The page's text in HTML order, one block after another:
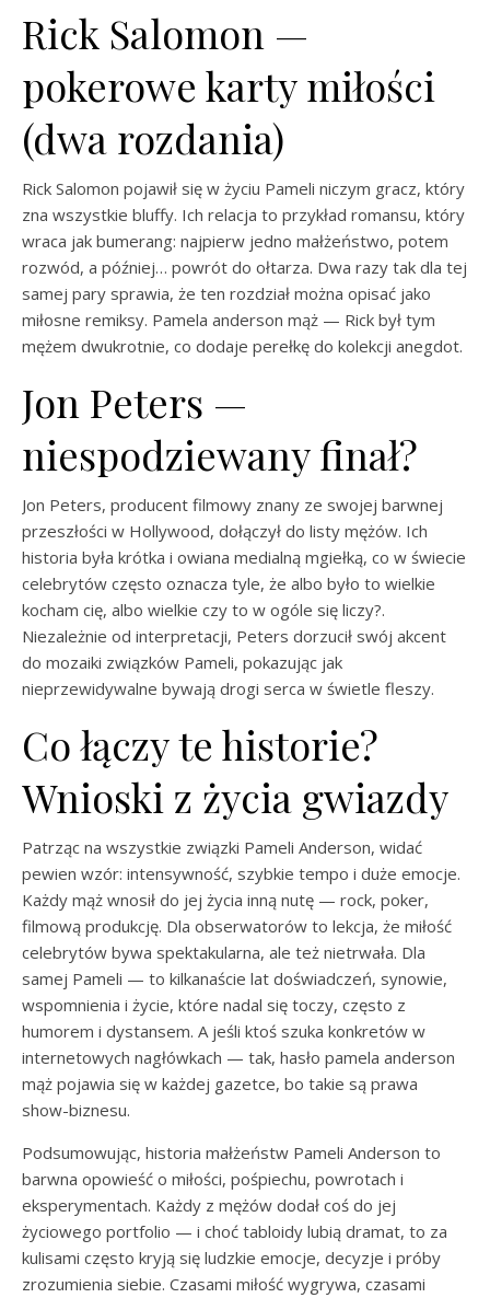
Rick Salomon —
pokerowe karty miłości
(dwa rozdania)
Rick Salomon pojawił się w życiu Pameli niczym gracz, który
zna wszystkie bluffy. Ich relacja to przykład romansu, który
wraca jak bumerang: najpierw jedno małżeństwo, potem
rozwód, a później… powrót do ołtarza. Dwa razy tak dla tej
samej pary sprawia, że ten rozdział można opisać jako
miłosne remiksy. Pamela anderson mąż — Rick był tym
mężem dwukrotnie, co dodaje perełkę do kolekcji anegdot.
Jon Peters —
niespodziewany finał?
Jon Peters, producent filmowy znany ze swojej barwnej
przeszłości w Hollywood, dołączył do listy mężów. Ich
historia była krótka i owiana medialną mgiełką, co w świecie
celebrytów często oznacza tyle, że albo było to wielkie
kocham cię, albo wielkie czy to w ogóle się liczy?.
Niezależnie od interpretacji, Peters dorzucił swój akcent
do mozaiki związków Pameli, pokazując jak
nieprzewidywalne bywają drogi serca w świetle fleszy.
Co łączy te historie?
Wnioski z życia gwiazdy
Patrząc na wszystkie związki Pameli Anderson, widać
pewien wzór: intensywność, szybkie tempo i duże emocje.
Każdy mąż wnosił do jej życia inną nutę — rock, poker,
filmową produkcję. Dla obserwatorów to lekcja, że miłość
celebrytów bywa spektakularna, ale też nietrwała. Dla
samej Pameli — to kilkanaście lat doświadczeń, synowie,
wspomnienia i życie, które nadal się toczy, często z
humorem i dystansem. A jeśli ktoś szuka konkretów w
internetowych nagłówkach — tak, hasło pamela anderson
mąż pojawia się w każdej gazetce, bo takie są prawa
show-biznesu.
Podsumowując, historia małżeństw Pameli Anderson to
barwna opowieść o miłości, pośpiechu, powrotach i
eksperymentach. Każdy z mężów dodał coś do jej
życiowego portfolio — i choć tabloidy lubią dramat, to za
kulisami często kryją się ludzkie emocje, decyzje i próby
zrozumienia siebie. Czasami miłość wygrywa, czasami